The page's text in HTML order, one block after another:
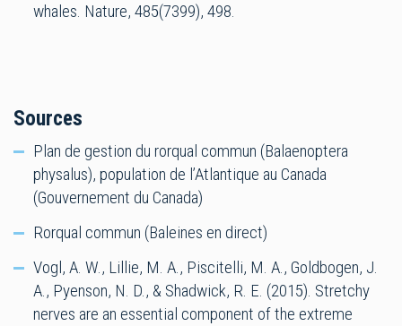
whales. Nature, 485(7399), 498.
Sources
Plan de gestion du rorqual commun (Balaenoptera
physalus), population de l’Atlantique au Canada
(Gouvernement du Canada)
Rorqual commun (Baleines en direct)
Vogl, A. W., Lillie, M. A., Piscitelli, M. A., Goldbogen, J.
A., Pyenson, N. D., & Shadwick, R. E. (2015). Stretchy
nerves are an essential component of the extreme